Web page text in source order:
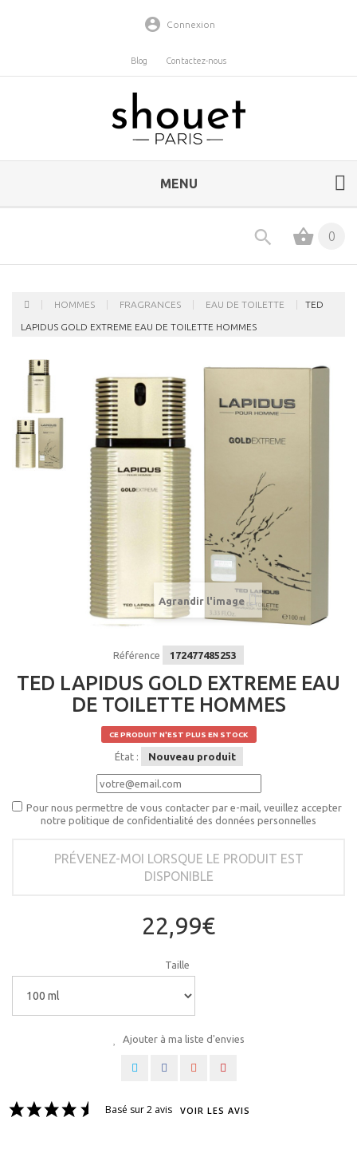
Connexion
Blog Contactez-nous
MENU
0
HOMMES FRAGRANCES EAU DE TOILETTE TED
LAPIDUS GOLD EXTREME EAU DE TOILETTE HOMMES
Agrandir l'image
Référence 172477485253
TED LAPIDUS GOLD EXTREME EAU
DE TOILETTE HOMMES
CE PRODUIT N'EST PLUS EN STOCK
État : Nouveau produit
Pour nous permettre de vous contacter par e-mail, veuillez accepter
notre politique de confidentialité des données personnelles
PRÉVENEZ-MOI LORSQUE LE PRODUIT EST
DISPONIBLE
22,99€
Taille
Ajouter à ma liste d'envies
Basé sur 2 avis VOIR LES AVIS